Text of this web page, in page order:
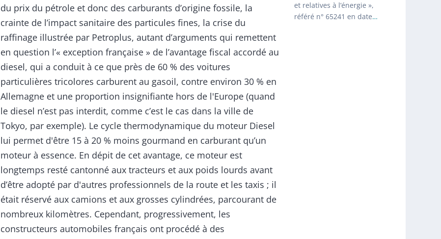
du prix du pétrole et donc des carburants d’origine fossile, la
crainte de l’impact sanitaire des particules fines, la crise du
raffinage illustrée par Petroplus, autant d’arguments qui remettent
en question l’« exception française » de l’avantage fiscal accordé au
diesel, qui a conduit à ce que près de 60 % des voitures
particulières tricolores carburent au gasoil, contre environ 30 % en
Allemagne et une proportion insignifiante hors de l'Europe (quand
le diesel n’est pas interdit, comme c’est le cas dans la ville de
Tokyo, par exemple). Le cycle thermodynamique du moteur Diesel
lui permet d'être 15 à 20 % moins gourmand en carburant qu’un
moteur à essence. En dépit de cet avantage, ce moteur est
longtemps resté cantonné aux tracteurs et aux poids lourds avant
d’être adopté par d'autres professionnels de la route et les taxis ; il
était réservé aux camions et aux grosses cylindrées, parcourant de
nombreux kilomètres. Cependant, progressivement, les
constructeurs automobiles français ont procédé à des
et relatives à l’énergie »,
référé n° 65241 en date…